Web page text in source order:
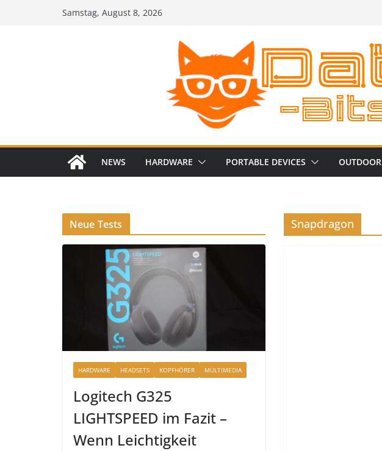
Samstag, August 8, 2026
NEWS HARDWARE PORTABLE DEVICES OUTDOOR
Snapdragon
Neue Tests
HARDWARE HEADSETS KOPFHÖRER MULTIMEDIA
Logitech G325
LIGHTSPEED im Fazit –
Wenn Leichtigkeit